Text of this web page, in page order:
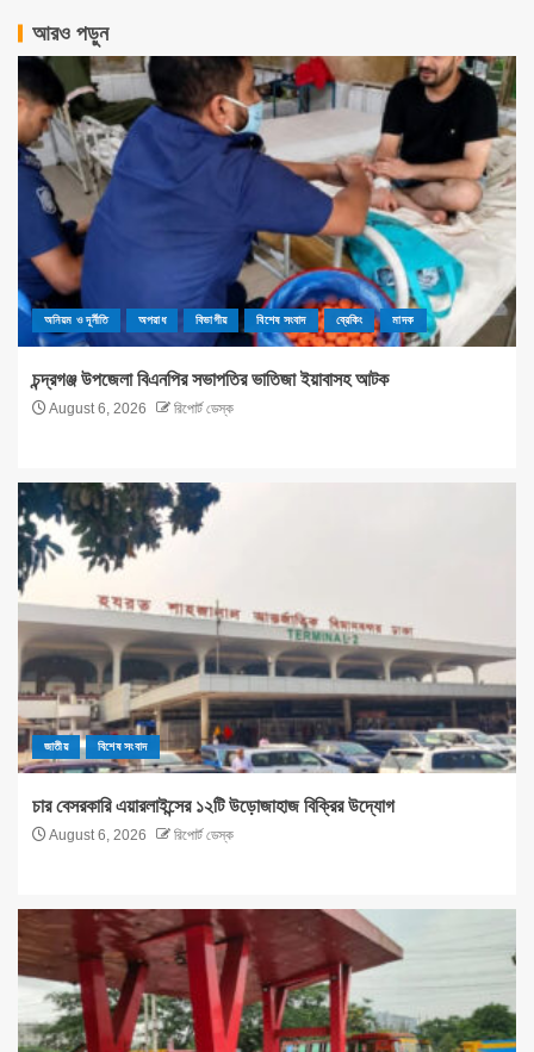
আরও পড়ুন
অনিয়ম ও দূর্নীতি অপরাধ বিভাগীয় বিশেষ সংবাদ ব্রেকিং মাদক
চন্দ্রগঞ্জ উপজেলা বিএনপির সভাপতির ভাতিজা ইয়াবাসহ আটক
August 6, 2026 রিপোর্ট ডেস্ক
জাতীয় বিশেষ সংবাদ
চার বেসরকারি এয়ারলাইন্সের ১২টি উড়োজাহাজ বিক্রির উদ্যোগ
August 6, 2026 রিপোর্ট ডেস্ক